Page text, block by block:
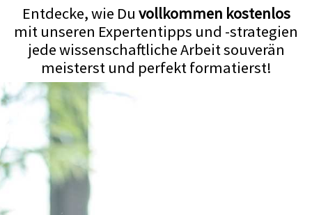
Entdecke, wie Du vollkommen kostenlos
mit unseren Expertentipps und -strategien
jede wissenschaftliche Arbeit souverän
meisterst und perfekt formatierst!